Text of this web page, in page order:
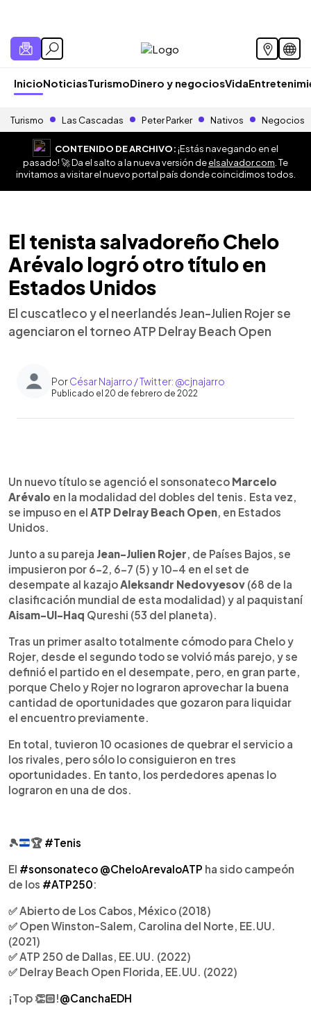
InicioNoticiasTurismoDinero y negociosVida
Turismo Las Cascadas Peter Parker Nativos Negocios
CONTENIDO DE ARCHIVO:¡Estás navegando en el
pasado! 🚀 Da el salto a la nueva versión deelsalvador.com . Te
invitamos a visitar el nuevo portal país donde coincidimos todos.
El tenista salvadoreño Chelo
Arévalo logró otro título en
Estados Unidos
El cuscatleco y el neerlandés Jean-Julien Rojer se
agenciaron el torneo ATP Delray Beach Open
PorCésar Najarro / Twitter: @cjnajarro
Publicado el 20 de febrero de 2022
Escuchar artículo
Un nuevo título se agenció el sonsonateco Marcelo
Arévalo en la modalidad del dobles del tenis. Esta vez,
se impuso en el ATP Delray Beach Open, en Estados
Unidos.
Junto a su pareja Jean-Julien Rojer, de Países Bajos, se
impusieron por 6-2, 6-7 (5) y 10-4 en el set de
desempate al kazajoAleksandr Nedovyesov (68 de la
clasificación mundial de esta modalidad) y al paquistaní
Aisam-Ul-Haq Qureshi (53 del planeta).
Tras un primer asalto totalmente cómodo para Chelo y
Rojer, desde el segundo todo se volvió más parejo, y se
definió el partido en el desempate, pero, en gran parte,
porque Chelo y Rojer no lograron aprovechar la buena
cantidad de oportunidades que gozaron para liquidar
el encuentro previamente.
En total, tuvieron 10 ocasiones de quebrar el servicio a
los rivales, pero sólo lo consiguieron en tres
oportunidades. En tanto, los perdedores apenas lo
lograron en una de dos.
🎾 🏆 #Tenis
El #sonsonateco @CheloArevaloATP ha sido campeón
de los #ATP250:
✅ Abierto de Los Cabos, México (2018)
✅ Open Winston-Salem, Carolina del Norte, EE.UU.
(2021)
✅ ATP 250 de Dallas, EE.UU. (2022)
✅ Delray Beach Open Florida, EE.UU. (2022)
¡Top 👏🏻!@CanchaEDH